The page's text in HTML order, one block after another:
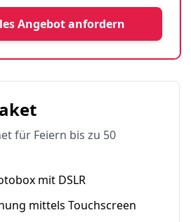
Angebot anfordern
für Feiern bis zu 50
mit DSLR
mittels Touchscreen